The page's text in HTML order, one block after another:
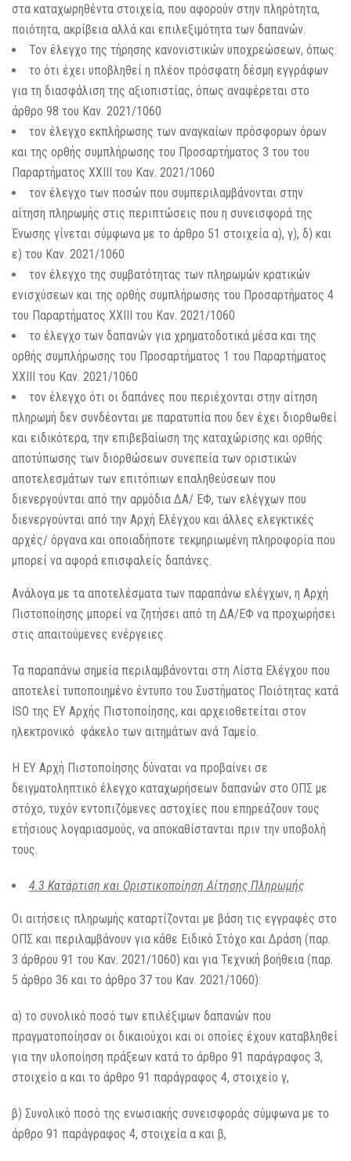
στα καταχωρηθέντα στοιχεία, που αφορούν στην πληρότητα,
ποιότητα, ακρίβεια αλλά και επιλεξιμότητα των δαπανών.
Τον έλεγχο της τήρησης κανονιστικών υποχρεώσεων, όπως:
το ότι έχει υποβληθεί η πλέον πρόσφατη δέσμη εγγράφων
για τη διασφάλιση της αξιοπιστίας, όπως αναφέρεται στο
άρθρο 98 του Καν. 2021/1060
τον έλεγχο εκπλήρωσης των αναγκαίων πρόσφορων όρων
και της ορθής συμπλήρωσης του Προσαρτήματος 3 του του
Παραρτήματος ΧΧΙΙΙ του Καν. 2021/1060
τον έλεγχο των ποσών που συμπεριλαμβάνονται στην
αίτηση πληρωμής στις περιπτώσεις που η συνεισφορά της
Ένωσης γίνεται σύμφωνα με το άρθρο 51 στοιχεία α), γ), δ) και
ε) του Καν. 2021/1060
τον έλεγχο της συμβατότητας των πληρωμών κρατικών
ενισχύσεων και της ορθής συμπλήρωσης του Προσαρτήματος 4
του Παραρτήματος ΧΧΙΙΙ του Καν. 2021/1060
το έλεγχο των δαπανών για χρηματοδοτικά μέσα και της
ορθής συμπλήρωσης του Προσαρτήματος 1 του Παραρτήματος
ΧΧΙΙΙ του Καν. 2021/1060
τον έλεγχο ότι οι δαπάνες που περιέχονται στην αίτηση
πληρωμή δεν συνδέονται με παρατυπία που δεν έχει διορθωθεί
και ειδικότερα, την επιβεβαίωση της καταχώρισης και ορθής
αποτύπωσης των διορθώσεων συνεπεία των οριστικών
αποτελεσμάτων των επιτόπιων επαληθεύσεων που
διενεργούνται από την αρμόδια ΔΑ/ ΕΦ, των ελέγχων που
διενεργούνται από την Αρχή Ελέγχου και άλλες ελεγκτικές
αρχές/ όργανα και οποιαδήποτε τεκμηριωμένη πληροφορία που
μπορεί να αφορά επισφαλείς δαπάνες.
Ανάλογα με τα αποτελέσματα των παραπάνω ελέγχων, η Αρχή
Πιστοποίησης μπορεί να ζητήσει από τη ΔΑ/ΕΦ να προχωρήσει
στις απαιτούμενες ενέργειες.
Τα παραπάνω σημεία περιλαμβάνονται στη Λίστα Ελέγχου που
αποτελεί τυποποιημένο έντυπο του Συστήματος Ποιότητας κατά
ISO της ΕΥ Αρχής Πιστοποίησης, και αρχειοθετείται στον
ηλεκτρονικό φάκελο των αιτημάτων ανά Ταμείο.
Η ΕΥ Αρχή Πιστοποίησης δύναται να προβαίνει σε
δειγματοληπτικό έλεγχο καταχωρήσεων δαπανών στο ΟΠΣ με
στόχο, τυχόν εντοπιζόμενες αστοχίες που επηρεάζουν τους
ετήσιους λογαριασμούς, να αποκαθίστανται πριν την υποβολή
τους.
4.3 Κατάρτιση και Οριστικοποίηση Αίτησης Πληρωμής
Οι αιτήσεις πληρωμής καταρτίζονται με βάση τις εγγραφές στο
ΟΠΣ και περιλαμβάνουν για κάθε Ειδικό Στόχο και Δράση (παρ.
3 άρθρου 91 του Καν. 2021/1060) και για Τεχνική βοήθεια (παρ.
5 άρθρο 36 και το άρθρο 37 του Καν. 2021/1060):
α) το συνολικό ποσό των επιλέξιμων δαπανών που
πραγματοποίησαν οι δικαιούχοι και οι οποίες έχουν καταβληθεί
για την υλοποίηση πράξεων κατά το άρθρο 91 παράγραφος 3,
στοιχείο α και το άρθρο 91 παράγραφος 4, στοιχείο γ,
β) Συνολικό ποσό της ενωσιακής συνεισφοράς σύμφωνα με το
άρθρο 91 παράγραφος 4, στοιχεία α και β,